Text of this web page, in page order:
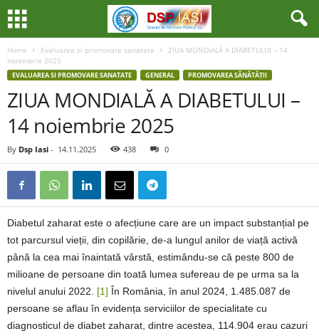
Home Evaluarea si promovare sanatate
ZIUA MONDIALĂ A DIABETULUI – 14
noiembrie 2025
EVALUAREA SI PROMOVARE SANATATE GENERAL PROMOVAREA SĂNĂTĂȚII
ZIUA MONDIALĂ A DIABETULUI –
14 noiembrie 2025
By Dsp Iasi - 14.11.2025 438 0
Diabetul zaharat este o afecțiune care are un impact substanțial pe
tot parcursul vieții, din copilărie, de-a lungul anilor de viață activă
până la cea mai înaintată vârstă, estimându-se că peste 800 de
milioane de persoane din toată lumea sufereau de pe urma sa la
nivelul anului 2022. [1] În România, în anul 2024, 1.485.087 de
persoane se aflau în evidența serviciilor de specialitate cu
diagnosticul de diabet zaharat, dintre acestea, 114.904 erau cazuri